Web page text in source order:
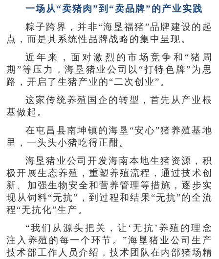
一场从“卖猪肉”到“卖品牌”的产业实践
粽子跨界，并非“海垦福猪”品牌建设的起
点，而是其系统性品牌战略的集中呈现。
近年来，面对激烈的市场竞争和“猪周
期”等压力，海垦猪业公司以“打特色牌”为思
路，开启了生猪产业的“二次创业”。
这家传统养殖国企的转型，首先从产业根
基做起。
在屯昌县南坤镇的海垦“安心”猪养殖基地
里，一头头小猪吃得正酣。
海垦猪业公司开发海南本地生猪资源，积
极开展生态养殖，重塑养殖流程，通过技术创
新、加强生物安全和营养管理等措施，逐步实
现从饲料“无抗”，到过程和结果“无抗”的全流
程“无抗化”生产。
“我们从源头把关，让‘无抗’养殖的理念
注入养殖的每一个环节。”海垦猪业公司生产
技术部工作人员介绍，技术团队在内部猪场精